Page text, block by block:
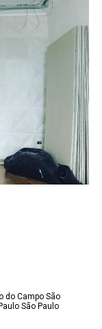
do Campo São
São Paulo